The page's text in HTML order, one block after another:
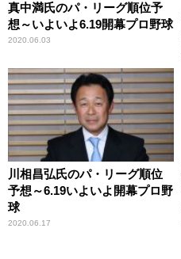
真中満氏のパ・リーグ順位予
想～いよいよ6.19開幕プロ野球
2020.06.03
川相昌弘氏のパ・リーグ順位
予想～6.19いよいよ開幕プロ野
球
2020.06.17